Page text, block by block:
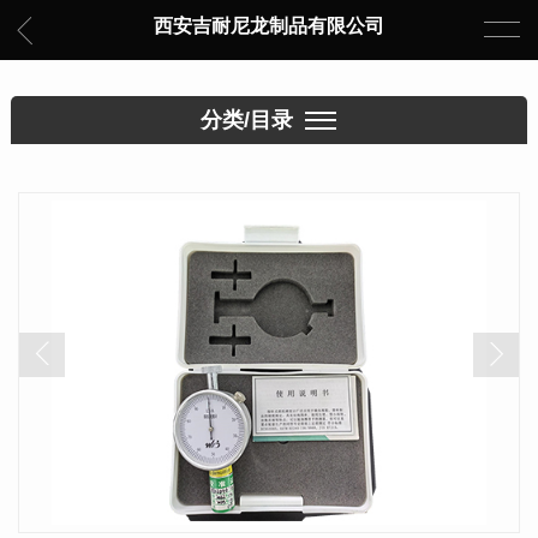
西安吉耐尼龙制品有限公司
分类/目录